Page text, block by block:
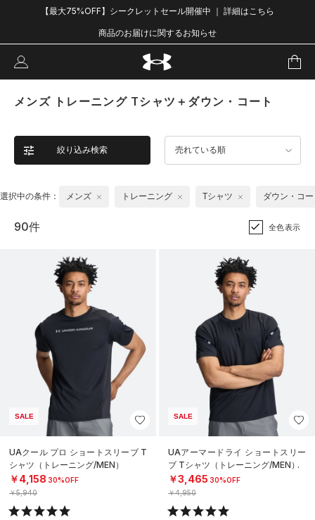
【最大75%OFF】シークレットセール開催中 ｜ 詳細はこちら
商品のお届けに関するお知らせ
メンズ トレーニング Tシャツ＋ダウン・コート
絞り込み検索 売れている順
選択中の条件： メンズ トレーニング Tシャツ ダウン・コ
90件 全色表示
SALE
UAクール プロ ショートスリーブ T
シャツ（トレーニング/MEN）
￥4,158 30%OFF
￥5,940
SALE
UAアーマードライ ショートスリー
ブ Tシャツ（トレーニング/MEN）
￥3,465 30%OFF
￥4,950